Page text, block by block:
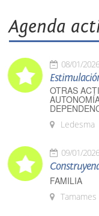
Agenda
08/01/2026
OTRAS
Ledesma
09/01/2026
FAMILIA
Tamames